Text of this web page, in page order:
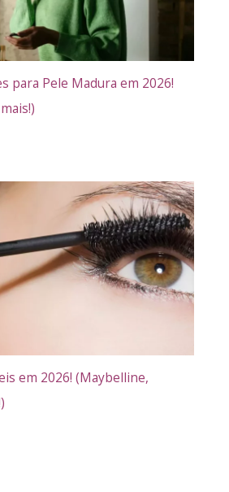
para Pele Madura em 2026!
em 2026! (Maybelline,